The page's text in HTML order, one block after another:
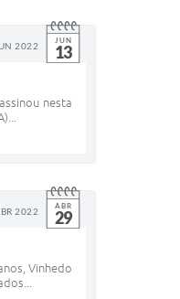
2022 JUN
13
nesta
2022 ABR
29
Vinhedo